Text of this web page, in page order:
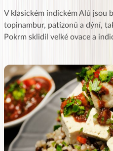
V klasickém indickém Alú jsou
topinambur, patizonů a dýní,
Pokrm sklidil velké ovace a